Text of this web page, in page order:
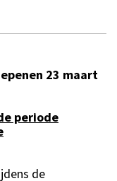
23 maart
periode
de